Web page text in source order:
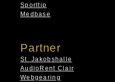
Sporttip
Medbase
Partner
St. Jakobshalle
AudioRent Clair
Webgearing